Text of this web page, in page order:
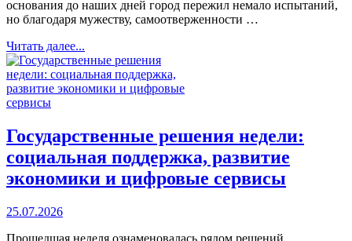
основания до наших дней город пережил немало испытаний,
но благодаря мужеству, самоотверженности …
Читать далее...
Государственные решения недели:
социальная поддержка, развитие
экономики и цифровые сервисы
25.07.2026